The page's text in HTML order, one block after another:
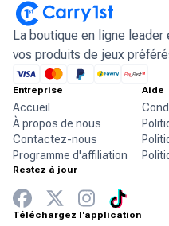
La boutique en ligne leader
vos produits de jeux
Entreprise
Accueil
À propos de nous
Contactez-nous
Programme d'affiliation
Aide
Restez à jour
Téléchargez l'application